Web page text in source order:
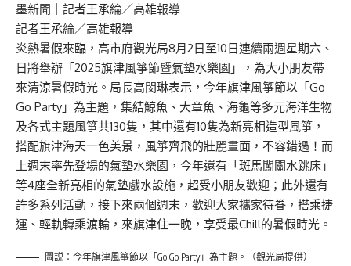
墨新聞 ｜記者王承綸／高雄報導
記者王承綸／高雄報導
炎熱暑假來臨，高市府觀光局8月2日至10日連續兩週星期六、
日將舉辦「2025旗津風箏節暨氣墊水樂園」，為大小朋友帶
來清涼暑假時光。局長高閔琳表示，今年旗津風箏節以「Go
Go Party」為主題，集結鯨魚、大章魚、海龜等多元海洋生物
及各式主題風箏共130隻，其中還有10隻為新亮相造型風箏，
搭配旗津海天一色美景，風箏齊飛的壯麗畫面，不容錯過！而
上週末率先登場的氣墊水樂園，今年還有「斑馬闖關水跳床」
等4座全新亮相的氣墊戲水設施，超受小朋友歡迎；此外還有
許多系列活動，接下來兩個週末，歡迎大家攜家待眷，搭乘捷
運、輕軌轉乘渡輪，來旗津住一晚，享受最Chill的暑假時光。
圖説：今年旗津風箏節以「Go Go Party」為主題。（觀光局提供）